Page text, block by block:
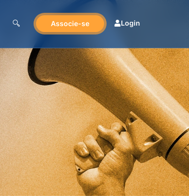
Associe-se Login